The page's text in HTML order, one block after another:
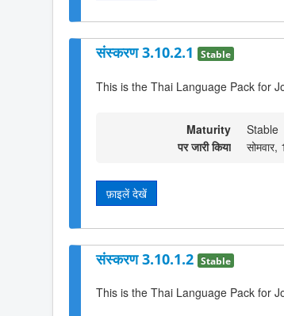
संस्करण 3.10.2.1 Stable
This is the Thai Language Pack for
Maturity
Stable
पर जारी किया
फ़ाइलें देखें
संस्करण 3.10.1.2 Stable
This is the Thai Language Pack for